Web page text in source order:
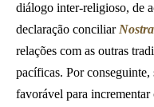
diálogo inter-religioso, de
declaração conciliar
relações com as outras
pacíficas. Por
favorável para incrementar